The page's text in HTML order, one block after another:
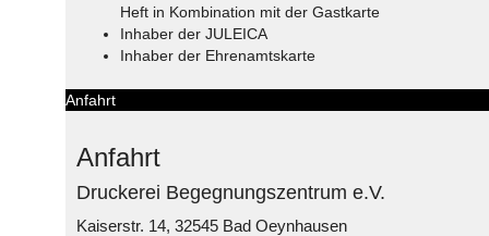
Heft in Kombination mit der Gastkarte
Inhaber der JULEICA
Inhaber der Ehrenamtskarte
Anfahrt
Anfahrt
Druckerei Begegnungszentrum e.V.
Kaiserstr. 14, 32545 Bad Oeynhausen